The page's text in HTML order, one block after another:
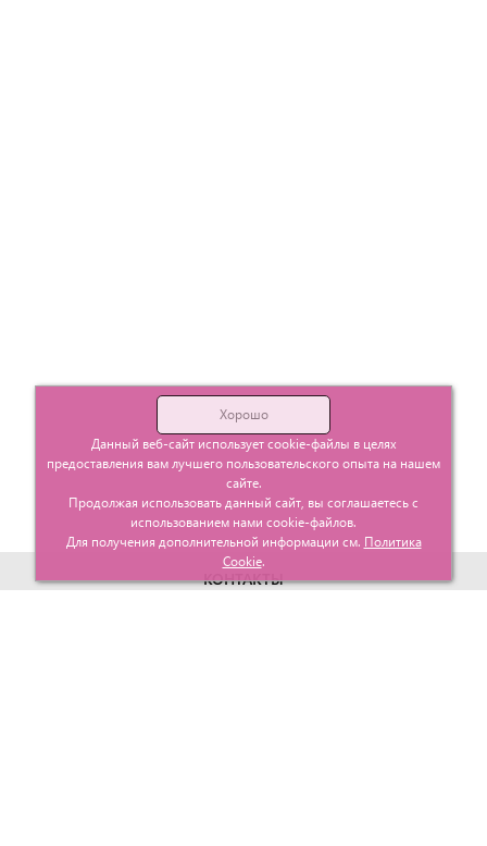
КОНТАКТЫ
Хорошо
Данный веб-сайт использует cookie-файлы в целях
предоставления вам лучшего пользовательского опыта на нашем
сайте.
Продолжая использовать данный сайт, вы соглашаетесь с
использованием нами cookie-файлов.
Для получения дополнительной информации см. Политика
Cookie.